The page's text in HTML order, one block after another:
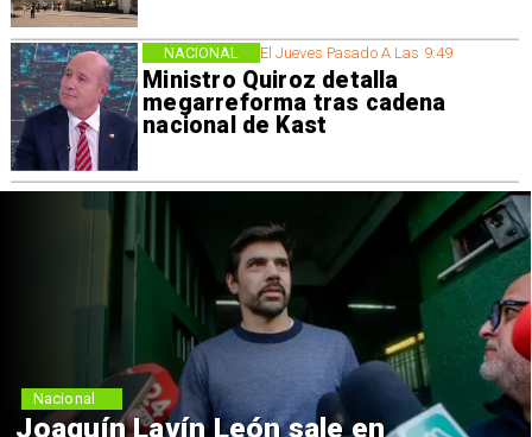
El Jueves Pasado A Las 9:49
Ministro Quiroz detalla
megarreforma tras cadena
nacional de Kast
NACIONAL
Joaquín Lavín León sale en
Nacional